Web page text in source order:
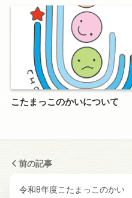
こたまっこのかいについて
前の記事
令和8年度こたまっこのかい